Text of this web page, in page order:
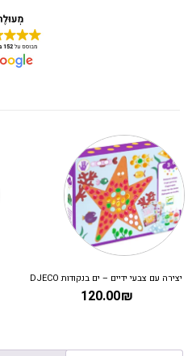
יצירה עם צבעי ידיים – ים בנקודות DJECO
120.00₪